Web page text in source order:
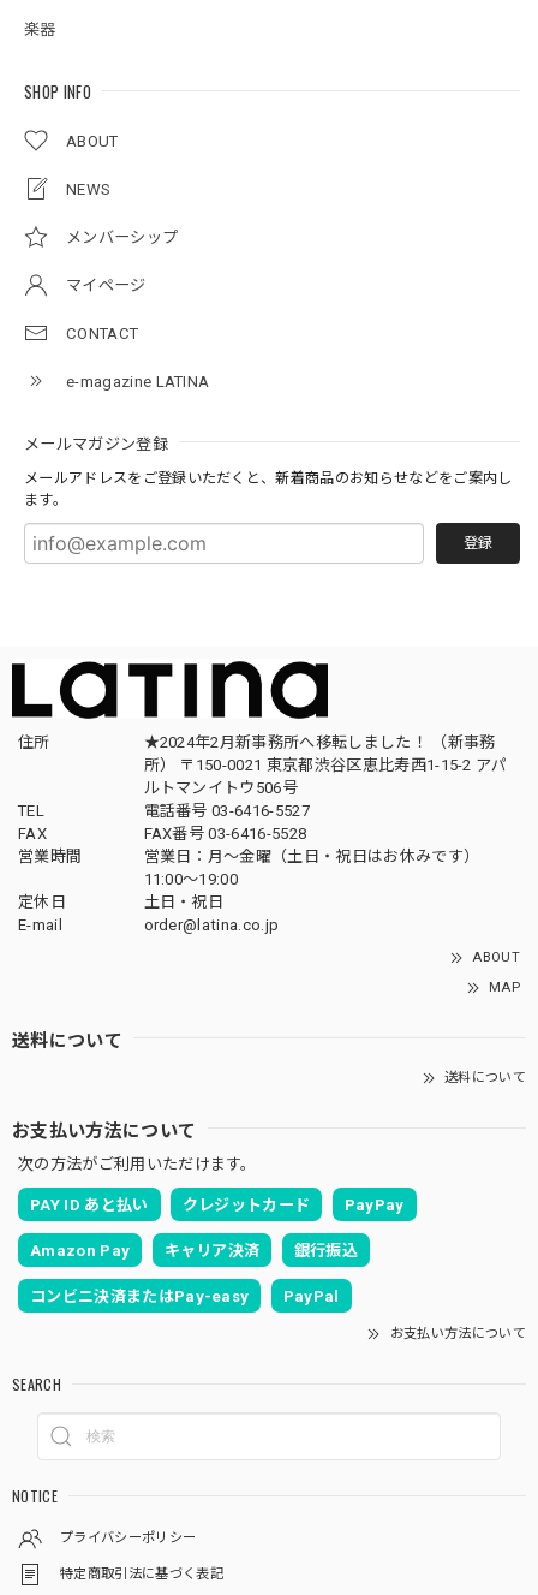
楽器
SHOP INFO
ABOUT
NEWS
メンバーシップ
マイページ
CONTACT
e-magazine LATINA
メールマガジン登録
メールアドレスをご登録いただくと、新着商品のお知らせなどをご案内し
ます。
登録
住所
★2024年2月新事務所へ移転しました！ （新事務
所） 〒150-0021 東京都渋谷区恵比寿西1-15-2 アパ
ルトマンイトウ506号
TEL
電話番号 03-6416-5527
FAX
FAX番号 03-6416-5528
営業時間
営業日：月〜金曜（土日・祝日はお休みです）
11:00〜19:00
定休日
土日・祝日
E-mail
order@latina.co.jp
ABOUT
MAP
送料について
送料について
お支払い方法について
次の方法がご利用いただけます。
PAY ID あと払い クレジットカード PayPay
Amazon Pay キャリア決済 銀行振込
コンビニ決済またはPay-easy PayPal
お支払い方法について
SEARCH
NOTICE
プライバシーポリシー
特定商取引法に基づく表記